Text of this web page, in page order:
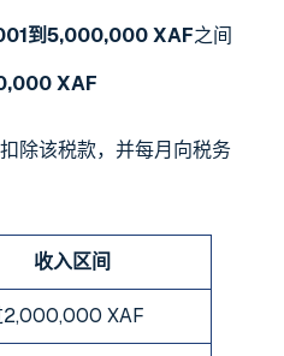
到5,000,000 XAF之间
XAF
除该税款，并每月向税务
收入区间
2,000,000 XAF